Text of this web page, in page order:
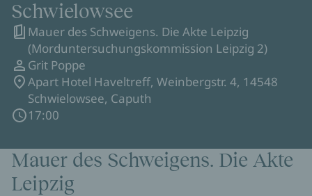
Schwielowsee
Mauer des Schweigens. Die Akte Leipzig
(Morduntersuchungskommission Leipzig 2)
Grit Poppe
Apart Hotel Haveltreff, Weinbergstr. 4, 14548
Schwielowsee, Caputh
17:00
Mauer des Schweigens. Die Akte
Leipzig